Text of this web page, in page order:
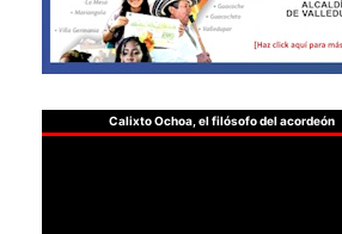
Calixto Ochoa, el filósofo del acordeón